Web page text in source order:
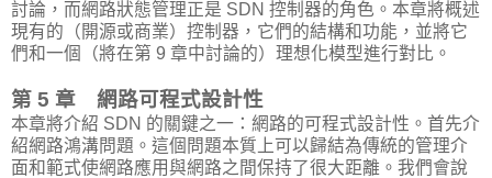
討論，而網路狀態管理正是 SDN 控制器的角色。本章將概述
現有的（開源或商業）控制器，它們的結構和功能，並將它
們和一個（將在第 9 章中討論的）理想化模型進行對比。
第 5 章 網路可程式設計性
本章將介紹 SDN 的關鍵之一：網路的可程式設計性。首先介
紹網路鴻溝問題。這個問題本質上可以歸結為傳統的管理介
面和範式使網路應用與網路之間保持了很大距離。我們會說